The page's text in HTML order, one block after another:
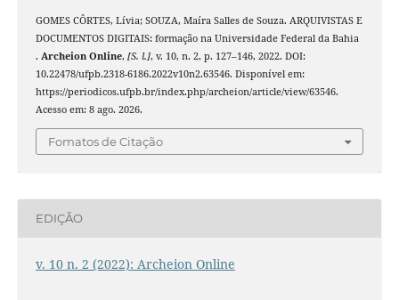
GOMES CÔRTES, Lívia; SOUZA, Maíra Salles de Souza. ARQUIVISTAS E
DOCUMENTOS DIGITAIS: formação na Universidade Federal da Bahia
. Archeion Online, [S. l.], v. 10, n. 2, p. 127–146, 2022. DOI:
10.22478/ufpb.2318-6186.2022v10n2.63546. Disponível em:
https://periodicos.ufpb.br/index.php/archeion/article/view/63546.
Acesso em: 8 ago. 2026.
Fomatos de Citação
EDIÇÃO
v. 10 n. 2 (2022): Archeion Online